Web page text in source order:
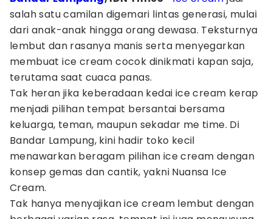
salah satu camilan digemari lintas generasi, mulai
dari anak-anak hingga orang dewasa. Teksturnya
lembut dan rasanya manis serta menyegarkan
membuat ice cream cocok dinikmati kapan saja,
terutama saat cuaca panas.
Tak heran jika keberadaan kedai ice cream kerap
menjadi pilihan tempat bersantai bersama
keluarga, teman, maupun sekadar me time. Di
Bandar Lampung, kini hadir toko kecil
menawarkan beragam pilihan ice cream dengan
konsep gemas dan cantik, yakni Nuansa Ice
Cream.
Tak hanya menyajikan ice cream lembut dengan